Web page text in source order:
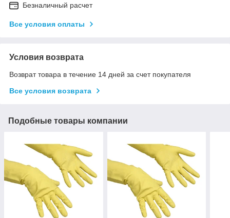
Безналичный расчет
Все условия оплаты
Условия возврата
Возврат товара в течение 14 дней за счет покупателя
Все условия возврата
Подобные товары компании